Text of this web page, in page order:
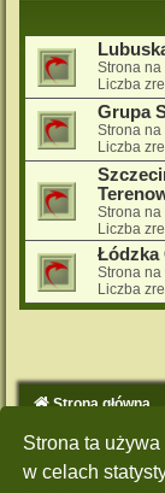
Strona ta
w celach
Strona na
Liczba
Grupa
Strona na
Liczba
Strona na
Liczba
Łódzka
Strona na
Liczba
Strona główna
Technologię dostarcza
Polski pakiet
Style: Green-Style by